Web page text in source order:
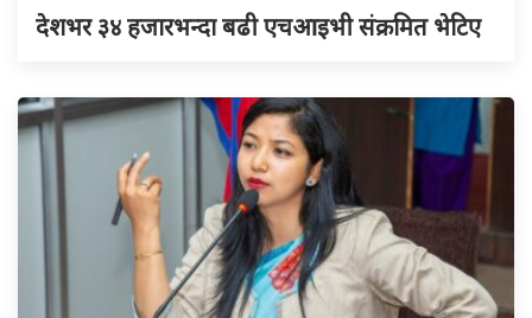
देशभर ३४ हजारभन्दा बढी एचआइभी संक्रमित भेटिए